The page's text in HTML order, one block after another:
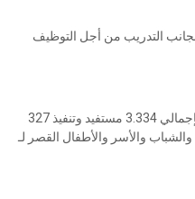
بجانب التدريب من أجل التوظيف
- تنفيذ 68 برنامجًا تدريبيًا لإعداد مدربين بإجمالي 3.334 مستفيد وتنفيذ 327
والأسر والأطفال القصر لـ